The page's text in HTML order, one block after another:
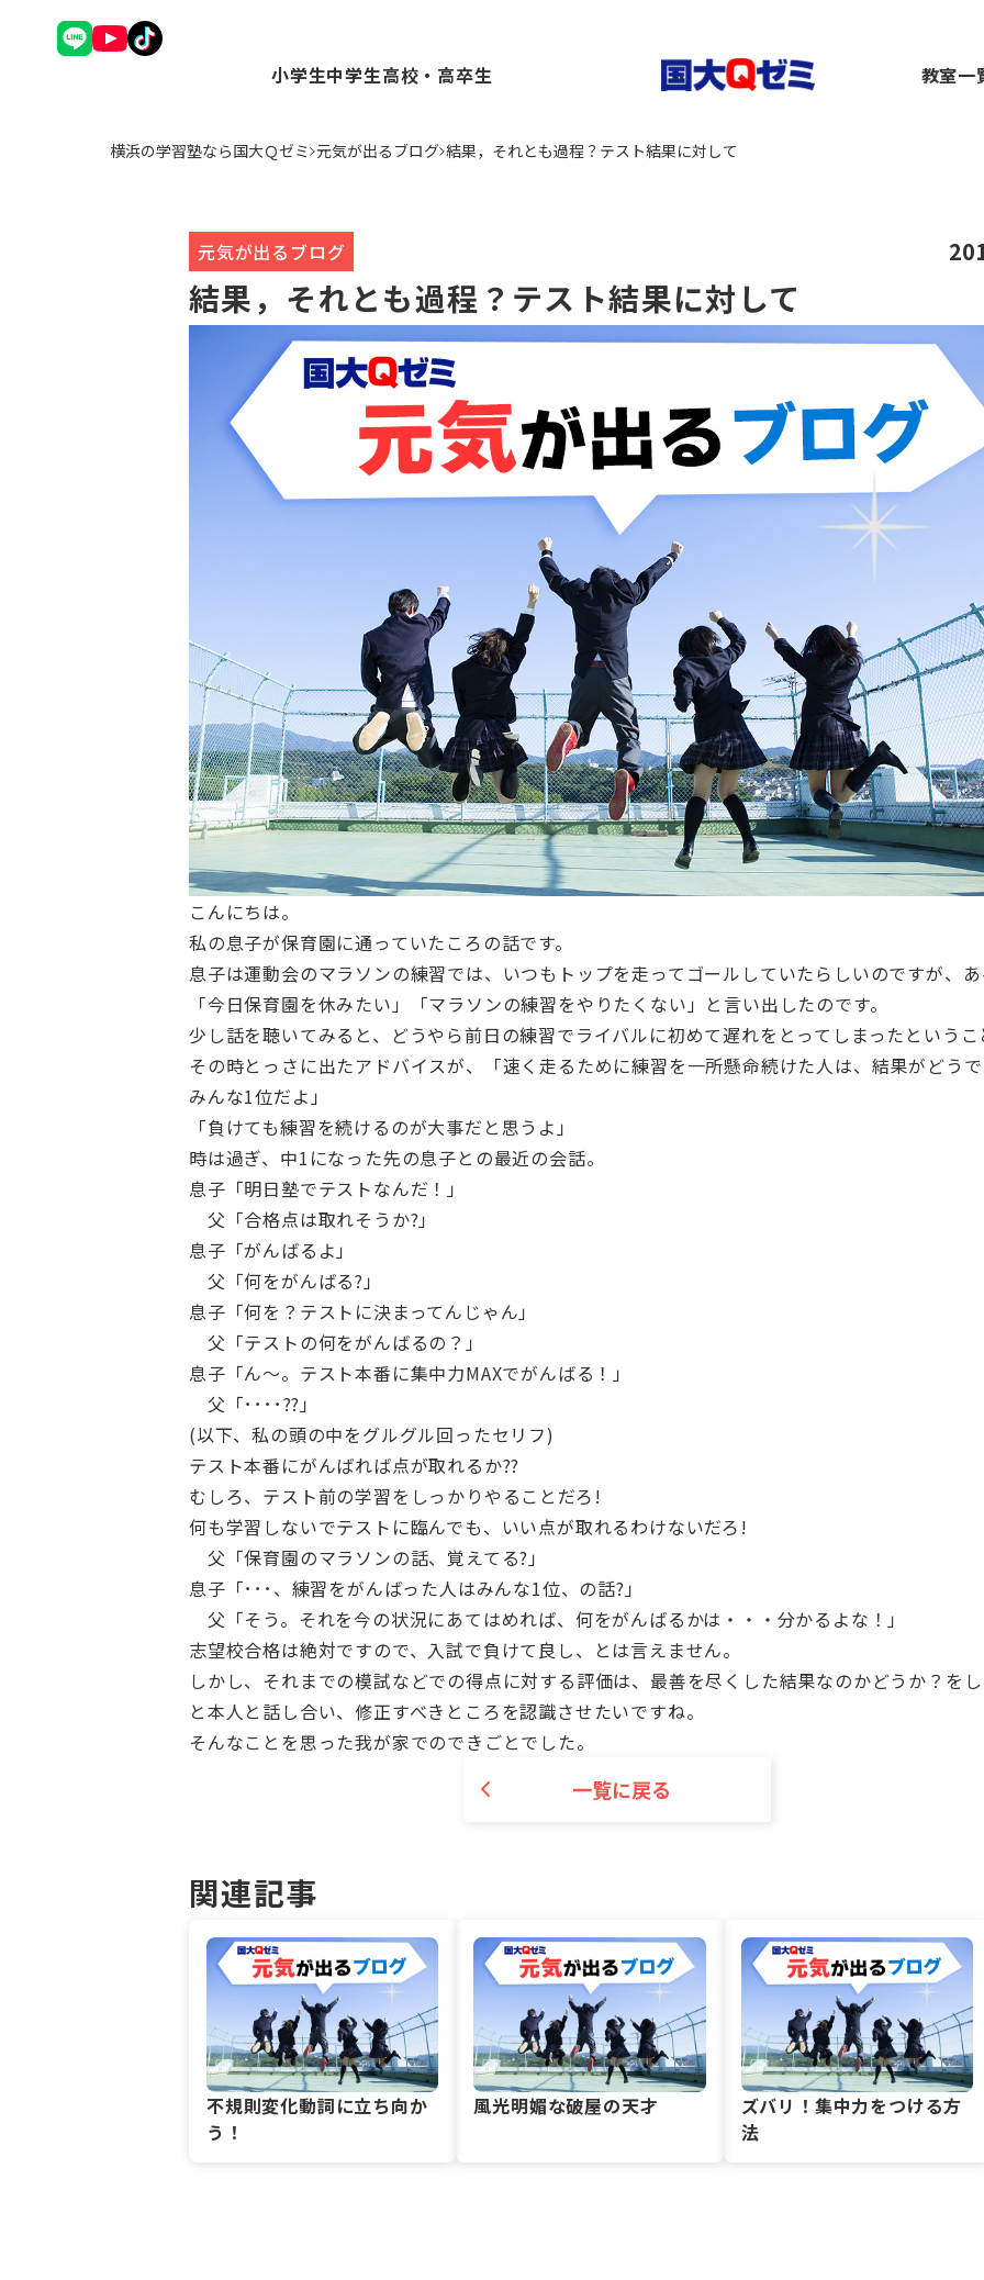
小学生
理英会アドバンスコース（小1～2）
トップ校特進コース（小5～6）
ことばの学校（小1～6）
小学英語YOM-TOX（小1～6）
個別学習コース（小1～高卒生）
中学生
Ｑゼミ+ コース（中1～3）
高校・高卒生
Ｑゼミ+ コース（高1～高卒生）
教室一
市
都
いず
横浜の学習塾なら国大Ｑゼミ 元気が出るブログ 結果，それとも過程？テスト結果に対して
元気が出るブログ
結果，それとも過程？テスト結果に対して
こんにちは。
私の息子が保育園に通っていたころの話です。
息子は運動会のマラソンの練習では、いつもトップを走ってゴールしていたらしいのですが、
「今日保育園を休みたい」「マラソンの練習をやりたくない」と言い出したのです。
少し話を聴いてみると、どうやら前日の練習でライバルに初めて遅れをとってしまったという
その時とっさに出たアドバイスが、「速く走るために練習を一所懸命続けた人は、結果がど
みんな1位だよ」
「負けても練習を続けるのが大事だと思うよ」
時は過ぎ、中1になった先の息子との最近の会話。
息子「明日塾でテストなんだ！」
父「合格点は取れそうか?」
息子「がんばるよ」
父「何をがんばる?」
息子「何を？テストに決まってんじゃん」
父「テストの何をがんばるの？」
息子「ん～。テスト本番に集中力MAXでがんばる！」
父「････??」
(以下、私の頭の中をグルグル回ったセリフ)
テスト本番にがんばれば点が取れるか??
むしろ、テスト前の学習をしっかりやることだろ!
何も学習しないでテストに臨んでも、いい点が取れるわけないだろ!
父「保育園のマラソンの話、覚えてる?」
息子「･･･、練習をがんばった人はみんな1位、の話?」
父「そう。それを今の状況にあてはめれば、何をがんばるかは・・・分かるよな！」
志望校合格は絶対ですので、入試で負けて良し、とは言えません。
しかし、それまでの模試などでの得点に対する評価は、最善を尽くした結果なのかどうか？を
と本人と話し合い、修正すべきところを認識させたいですね。
そんなことを思った我が家でのできごとでした。
一覧に戻る
関連記事
不規則変化動詞に立ち向か
う！
風光明媚な破屋の天才
ズバリ！集中力をつける方
法